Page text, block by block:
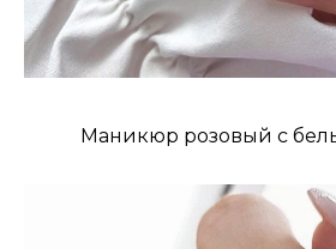
Маникюр розовый с